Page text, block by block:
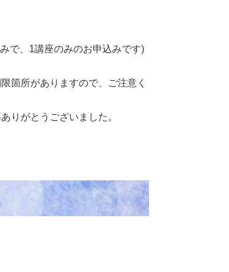
で、1講座のみのお申込みです)
箇所がありますので、ご注意く
りがとうございました。